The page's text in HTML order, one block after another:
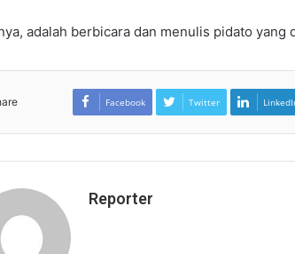
adalah berbicara dan menulis pidato yang
Facebook Twitter
Reporter